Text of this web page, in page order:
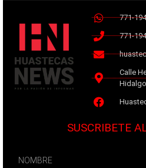
771-
771-
Calle
SUSCRIBETE